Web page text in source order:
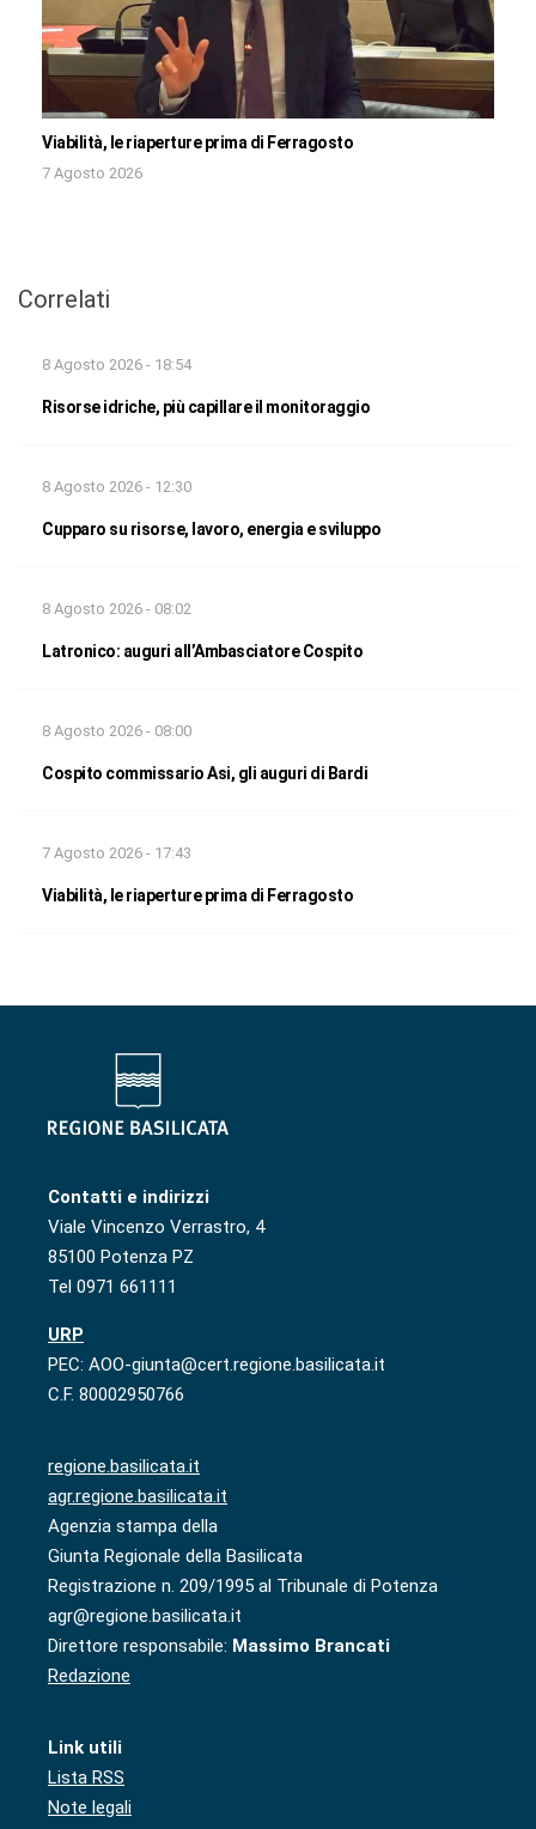
Viabilità, le riaperture prima di Ferragosto
7 Agosto 2026
Correlati
8 Agosto 2026 - 18:54
Risorse idriche, più capillare il monitoraggio
8 Agosto 2026 - 12:30
Cupparo su risorse, lavoro, energia e sviluppo
8 Agosto 2026 - 08:02
Latronico: auguri all’Ambasciatore Cospito
8 Agosto 2026 - 08:00
Cospito commissario Asi, gli auguri di Bardi
7 Agosto 2026 - 17:43
Viabilità, le riaperture prima di Ferragosto
Contatti e indirizzi
Viale Vincenzo Verrastro, 4
85100 Potenza PZ
Tel 0971 661111
URP
PEC: AOO-giunta@cert.regione.basilicata.it
C.F. 80002950766
regione.basilicata.it
agr.regione.basilicata.it
Agenzia stampa della
Giunta Regionale della Basilicata
Registrazione n. 209/1995 al Tribunale di Potenza
agr@regione.basilicata.it
Direttore responsabile: Massimo Brancati
Redazione
Link utili
Lista RSS
Note legali